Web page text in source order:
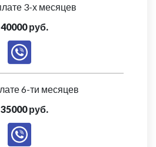
3-х месяцев
40000 руб.
6-ти месяцев
35000 руб.